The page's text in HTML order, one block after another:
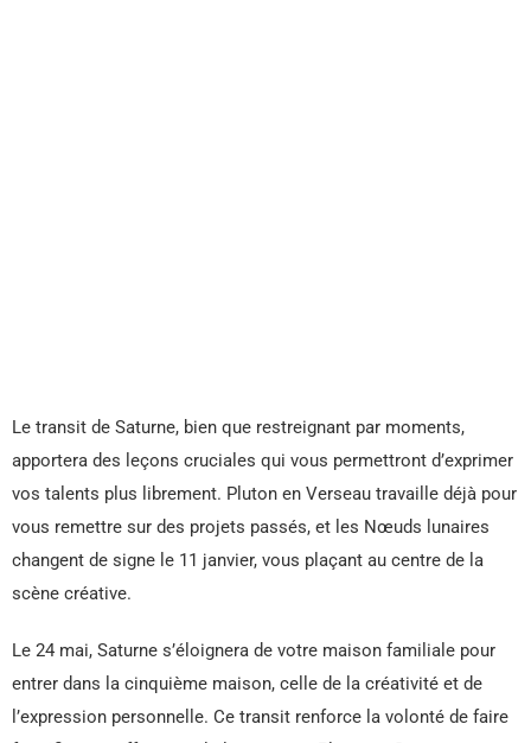
Le transit de Saturne, bien que restreignant par moments,
apportera des leçons cruciales qui vous permettront d’exprimer
vos talents plus librement. Pluton en Verseau travaille déjà pour
vous remettre sur des projets passés, et les Nœuds lunaires
changent de signe le 11 janvier, vous plaçant au centre de la
scène créative.
Le 24 mai, Saturne s’éloignera de votre maison familiale pour
entrer dans la cinquième maison, celle de la créativité et de
l’expression personnelle. Ce transit renforce la volonté de faire